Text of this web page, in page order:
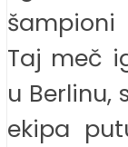
šampioni
Taj meč
u Berlinu,
ekipa